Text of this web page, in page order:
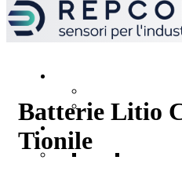
Batterie Litio
Tionile